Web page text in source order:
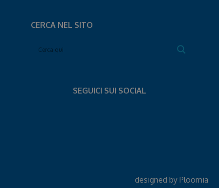
CERCA NEL SITO
SEGUICI SUI SOCIAL
designed by Ploomia